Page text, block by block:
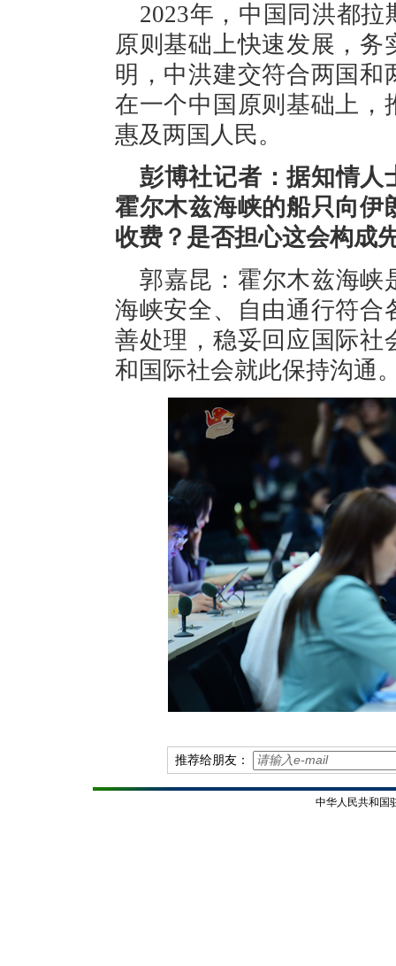
2023年，中国同洪都
原则基础上快速发展，
明，中洪建交符合两国和
在一个中国原则基础上，
惠及两国人民。
彭博社记者：据知情人
霍尔木兹海峡的船只向伊
收费？是否担心这会构成
郭嘉昆：霍尔木兹海峡
海峡安全、自由通行符合
善处理，稳妥回应国际社
和国际社会就此保持沟通
推荐给朋友：
中华人民共和国